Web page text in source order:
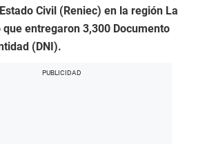
Civil (Reniec) en la región La
entregaron 3,300 Documento
(DNI).